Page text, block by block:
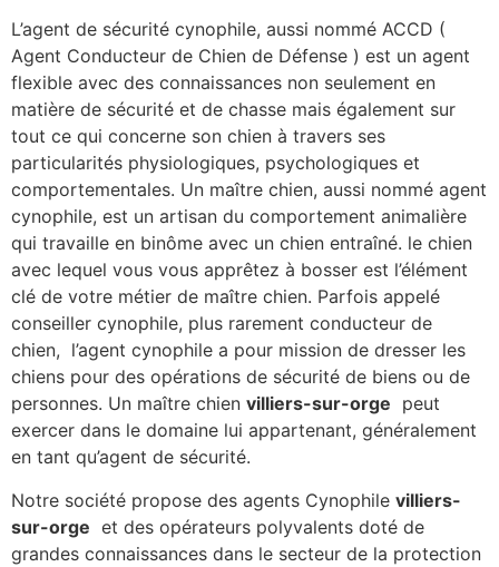
L’agent de sécurité cynophile, aussi nommé ACCD (
Agent Conducteur de Chien de Défense ) est un agent
flexible avec des connaissances non seulement en
matière de sécurité et de chasse mais également sur
tout ce qui concerne son chien à travers ses
particularités physiologiques, psychologiques et
comportementales. Un maître chien, aussi nommé agent
cynophile, est un artisan du comportement animalière
qui travaille en binôme avec un chien entraîné. le chien
avec lequel vous vous apprêtez à bosser est l’élément
clé de votre métier de maître chien. Parfois appelé
conseiller cynophile, plus rarement conducteur de
chien, l’agent cynophile a pour mission de dresser les
chiens pour des opérations de sécurité de biens ou de
personnes. Un maître chien villiers-sur-orge peut
exercer dans le domaine lui appartenant, généralement
en tant qu’agent de sécurité.
Notre société propose des agents Cynophile villiers-
sur-orge et des opérateurs polyvalents doté de
grandes connaissances dans le secteur de la protection